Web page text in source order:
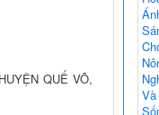
QUẾ VÕ,